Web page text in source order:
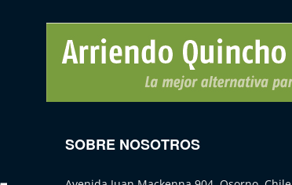
SOBRE NOSOTROS